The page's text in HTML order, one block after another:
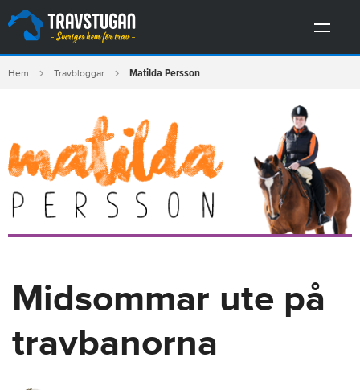
Hem Travbloggar Matilda Persson
Midsommar ute på
travbanorna